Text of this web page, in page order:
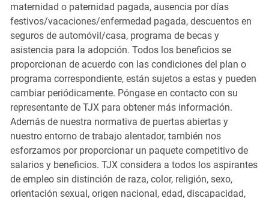
maternidad o paternidad pagada, ausencia por días
festivos/vacaciones/enfermedad pagada, descuentos en
seguros de automóvil/casa, programa de becas y
asistencia para la adopción. Todos los beneficios se
proporcionan de acuerdo con las condiciones del plan o
programa correspondiente, están sujetos a estas y pueden
cambiar periódicamente. Póngase en contacto con su
representante de TJX para obtener más información.
Además de nuestra normativa de puertas abiertas y
nuestro entorno de trabajo alentador, también nos
esforzamos por proporcionar un paquete competitivo de
salarios y beneficios. TJX considera a todos los aspirantes
de empleo sin distinción de raza, color, religión, sexo,
orientación sexual, origen nacional, edad, discapacidad,